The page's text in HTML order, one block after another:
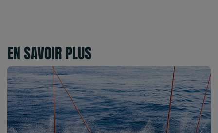
EN SAVOIR PLUS